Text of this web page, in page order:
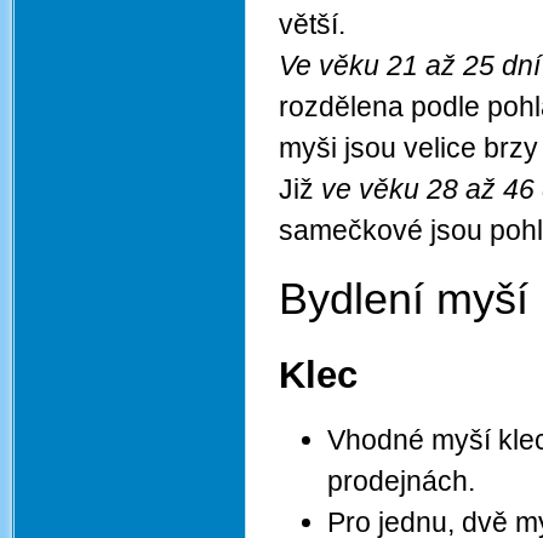
větší.
Ve věku 21 až 25 dní
rozdělena podle
myši jsou velice
Již ve věku 28 až 46
samečkové jsou
Bydlení myší
Klec
Vhodné myší
prodejnách.
Pro jednu, dvě